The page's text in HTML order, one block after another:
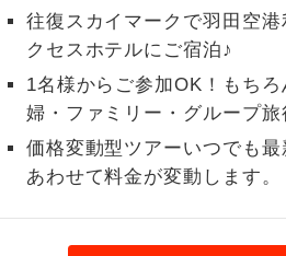
往復スカイマークで羽田空
クセスホテルにご宿泊♪
1名様からご参加OK！もち
婦・ファミリー・グループ旅
価格変動型ツアーいつでも
あわせて料金が変動します。
だけます。
トラベルイヤ
ホン
周りの音を気
をじっくり聞
1名様催行
す。